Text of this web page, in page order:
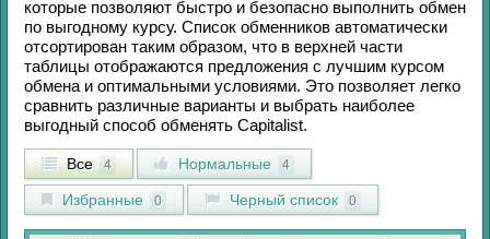
которые позволяют быстро и безопасно выполнить обмен
по выгодному курсу. Список обменников автоматически
отсортирован таким образом, что в верхней части
таблицы отображаются предложения с лучшим курсом
обмена и оптимальными условиями. Это позволяет легко
сравнить различные варианты и выбрать наиболее
выгодный способ обменять Capitalist.
Все 4 Нормальные 4
Избранные 0 Черный список 0